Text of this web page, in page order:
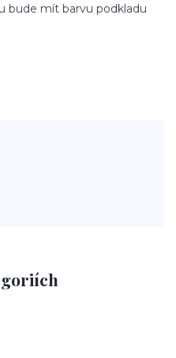
bude mít barvu podkladu